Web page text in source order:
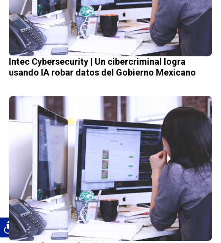
Intec Cybersecurity | Un cibercriminal logra
usando IA robar datos del Gobierno Mexicano